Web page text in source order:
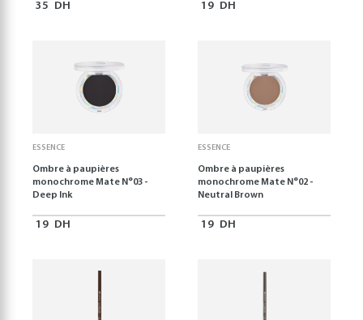
35 DH 19 DH
ESSENCE
Ombre à paupières
monochrome Mate N°03 -
Deep Ink
19 DH
ESSENCE
Ombre à paupières
monochrome Mate N°02 -
Neutral Brown
19 DH